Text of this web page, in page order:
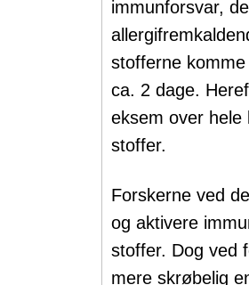
immunforsvar,
stofferne
ca. 2 dage.
eksem over hele
stoffer.
Forskerne ved
og aktivere
stoffer. Dog ved
mere skrøbelig